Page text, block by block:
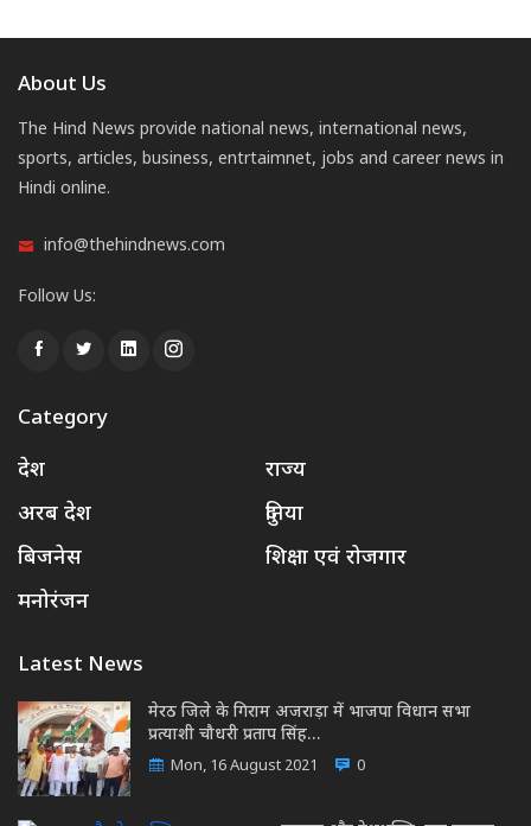
About Us
The Hind News provide national news, international news,
sports, articles, business, entrtaimnet, jobs and career news in
Hindi online.
info@thehindnews.com
Follow Us:
Category
देश
राज्य
अरब देश
दुनिया
बिजनेस
शिक्षा एवं रोजगार
मनोरंजन
Latest News
मेरठ जिले के गिराम अजराड़ा में भाजपा विधान सभा
प्रत्याशी चौधरी प्रताप सिंह…
Mon, 16 August 2021 0